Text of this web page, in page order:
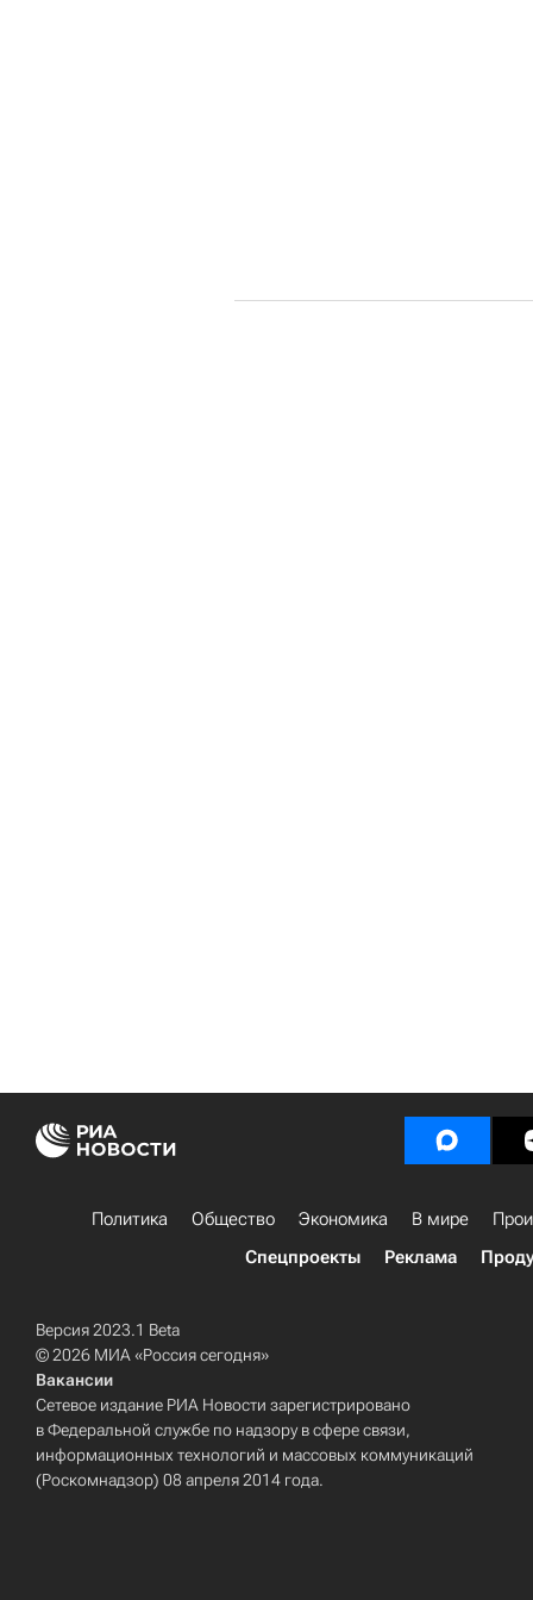
Политика Общество Экономика В мире
Спецпроекты
Реклама
Версия 2023.1 Beta
© 2026 МИА «Россия сегодня»
Вакансии
Сетевое издание РИА Новости зарегистрировано
в Федеральной службе по надзору в сфере связи,
информационных технологий и массовых коммуникаций
(Роскомнадзор) 08 апреля 2014 года.